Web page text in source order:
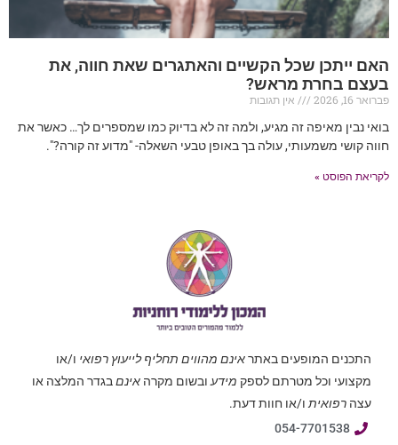
האם ייתכן שכל הקשיים והאתגרים שאת חווה, את
בעצם בחרת מראש?
פברואר 16, 2026
אין תגובות
בואי נבין מאיפה זה מגיע, ולמה זה לא בדיוק כמו שמספרים לך… כאשר את
חווה קושי משמעותי, עולה בך באופן טבעי השאלה- "מדוע זה קורה?".
לקריאת הפוסט »
התכנים המופעים באתראינם מהווים תחליף לייעוץ רפואי ו/או
מקצועי וכל מטרתם לספק מידע ובשום מקרה אינםבגדר המלצה או
עצה רפואית ו/או חוות דעת.
054-7701538